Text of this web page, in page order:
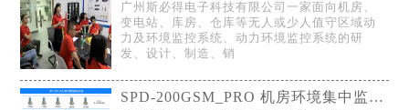
广州斯必得电子科技有限公司一家面向机房、
变电站、库房、仓库等无人或少人值守区域动
力及环境监控系统、动力环境监控系统的研
发、设计、制造、销
SPD-200GSM_PRO 机房环境集中监控系统的功能特点提炼